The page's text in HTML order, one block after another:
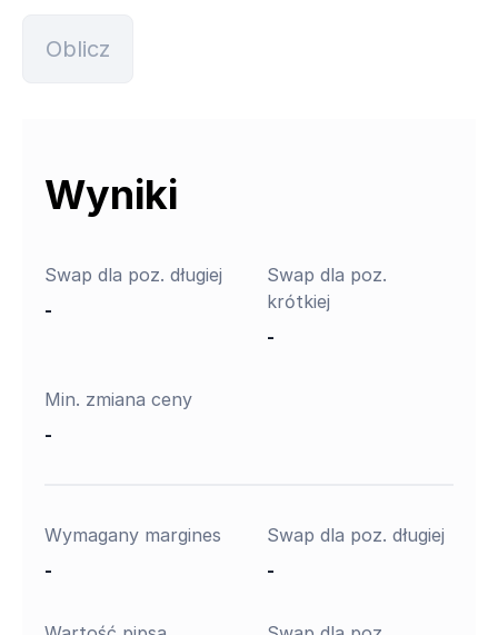
Oblicz
Wyniki
Swap dla poz. długiej
-
Swap dla poz.
krótkiej
-
Min. zmiana ceny
-
Wymagany margines
-
Swap dla poz. długiej
-